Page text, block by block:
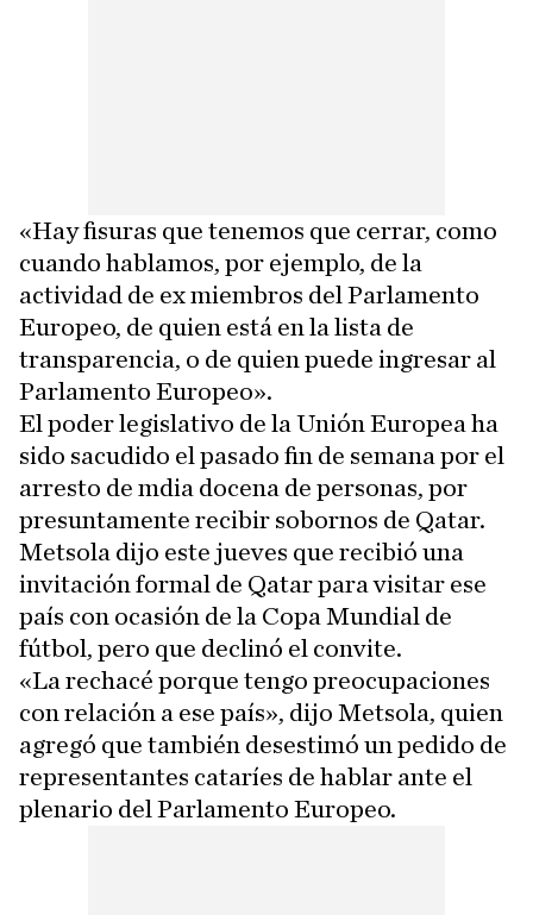
«Hay fisuras que tenemos que cerrar, como
cuando hablamos, por ejemplo, de la
actividad de ex miembros del Parlamento
Europeo, de quien está en la lista de
transparencia, o de quien puede ingresar al
Parlamento Europeo».
El poder legislativo de la Unión Europea ha
sido sacudido el pasado fin de semana por el
arresto de mdia docena de personas, por
presuntamente recibir sobornos de Qatar.
Metsola dijo este jueves que recibió una
invitación formal de Qatar para visitar ese
país con ocasión de la Copa Mundial de
fútbol, pero que declinó el convite.
«La rechacé porque tengo preocupaciones
con relación a ese país», dijo Metsola, quien
agregó que también desestimó un pedido de
representantes cataríes de hablar ante el
plenario del Parlamento Europeo.